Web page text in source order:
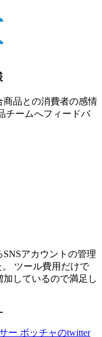
品との消費者の感情
チームへフィードバ
アカウントの管理
ツール費用だけで
しているので満足し
ー ボッチャのtwitter